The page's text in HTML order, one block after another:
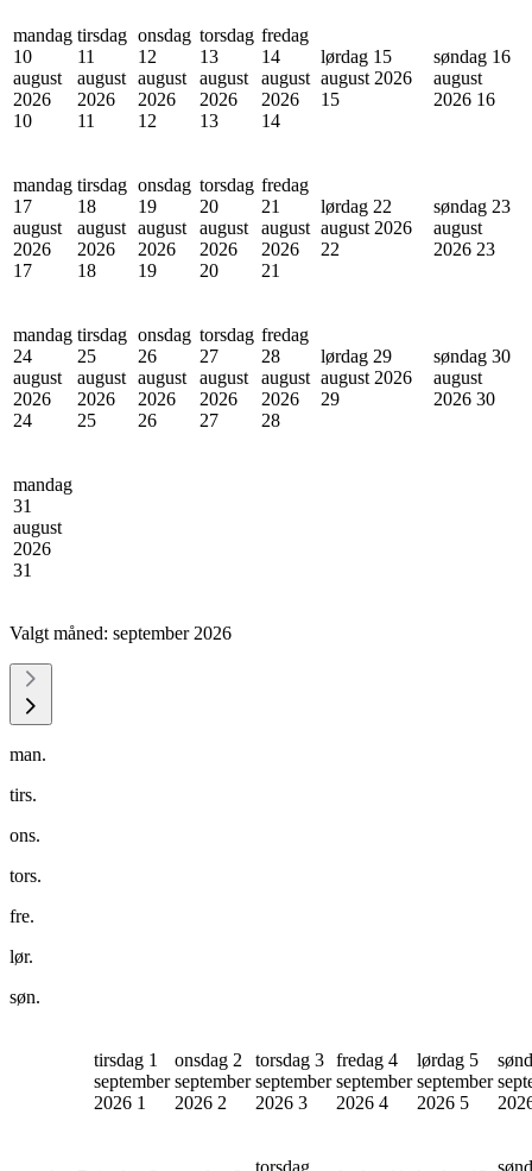
mandag
10
august
2026
10
tirsdag
11
august
2026
11
onsdag
12
august
2026
12
torsdag
13
august
2026
13
fredag
14
august
2026
14
lørdag 15
august 2026
15
søndag 16
august
2026 16
mandag
17
august
2026
17
tirsdag
18
august
2026
18
onsdag
19
august
2026
19
torsdag
20
august
2026
20
fredag
21
august
2026
21
lørdag 22
august 2026
22
søndag 23
august
2026 23
mandag
24
august
2026
24
tirsdag
25
august
2026
25
onsdag
26
august
2026
26
torsdag
27
august
2026
27
fredag
28
august
2026
28
lørdag 29
august 2026
29
søndag 30
august
2026 30
mandag
31
august
2026
31
Valgt måned: september 2026
man.
tirs.
ons.
tors.
fre.
lør.
søn.
tirsdag 1
september
2026 1
onsdag 2
september
2026 2
torsdag 3
september
2026 3
fredag 4
september
2026 4
lørdag 5
september
2026 5
torsdag